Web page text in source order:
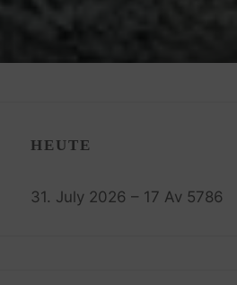
HEUTE
31. July 2026 – 17 Av 5786